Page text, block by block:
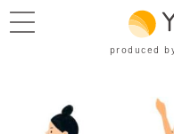
produced by